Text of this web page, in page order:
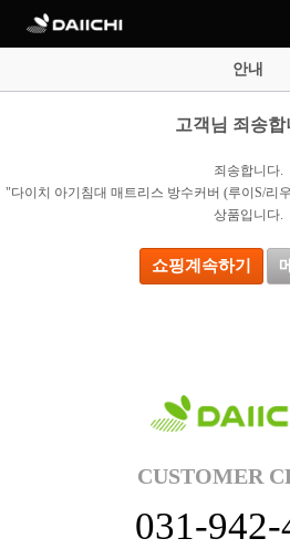
안내
고객님 죄송합
죄송합니다.
"다이치 아기침대 매트리스 방수커버 (루이S/리
상품입니다.
쇼핑계속하기
CUSTOMER
031-942-